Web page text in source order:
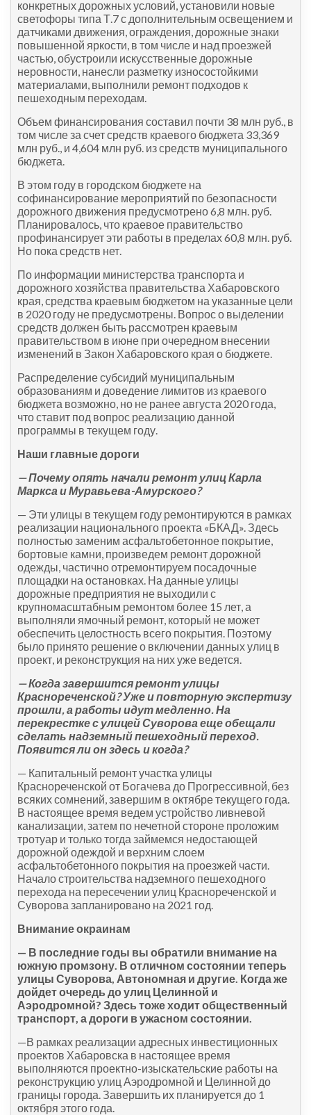
конкретных дорожных условий, установили новые
светофоры типа Т.7 с дополнительным освещением и
датчиками движения, ограждения, дорожные знаки
повышенной яркости, в том числе и над проезжей
частью, обустроили искусственные дорожные
неровности, нанесли разметку износостойкими
материалами, выполнили ремонт подходов к
пешеходным переходам.
Объем финансирования составил почти 38 млн руб., в
том числе за счет средств краевого бюджета 33,369
млн руб., и 4,604 млн руб. из средств муниципального
бюджета.
В этом году в городском бюджете на
софинансирование мероприятий по безопасности
дорожного движения предусмотрено 6,8 млн. руб.
Планировалось, что краевое правительство
профинансирует эти работы в пределах 60,8 млн. руб.
Но пока средств нет.
По информации министерства транспорта и
дорожного хозяйства правительства Хабаровского
края, средства краевым бюджетом на указанные цели
в 2020 году не предусмотрены. Вопрос о выделении
средств должен быть рассмотрен краевым
правительством в июне при очередном внесении
изменений в Закон Хабаровского края о бюджете.
Распределение субсидий муниципальным
образованиям и доведение лимитов из краевого
бюджета возможно, но не ранее августа 2020 года,
что ставит под вопрос реализацию данной
программы в текущем году.
Наши главные дороги
— Почему опять начали ремонт улиц Карла
Маркса и Муравьева-Амурского?
— Эти улицы в текущем году ремонтируются в рамках
реализации национального проекта «БКАД». Здесь
полностью заменим асфальтобетонное покрытие,
бортовые камни, произведем ремонт дорожной
одежды, частично отремонтируем посадочные
площадки на остановках. На данные улицы
дорожные предприятия не выходили с
крупномасштабным ремонтом более 15 лет, а
выполняли ямочный ремонт, который не может
обеспечить целостность всего покрытия. Поэтому
было принято решение о включении данных улиц в
проект, и реконструкция на них уже ведется.
— Когда завершится ремонт улицы
Краснореченской? Уже и повторную экспертизу
прошли, а работы идут медленно. На
перекрестке с улицей Суворова еще обещали
сделать надземный пешеходный переход.
Появится ли он здесь и когда?
— Капитальный ремонт участка улицы
Краснореченской от Богачева до Прогрессивной, без
всяких сомнений, завершим в октябре текущего года.
В настоящее время ведем устройство ливневой
канализации, затем по нечетной стороне проложим
тротуар и только тогда займемся недостающей
дорожной одеждой и верхним слоем
асфальтобетонного покрытия на проезжей части.
Начало строительства надземного пешеходного
перехода на пересечении улиц Краснореченской и
Суворова запланировано на 2021 год.
Внимание окраинам
— В последние годы вы обратили внимание на
южную промзону. В отличном состоянии теперь
улицы Суворова, Автономная и другие. Когда же
дойдет очередь до улиц Целинной и
Аэродромной? Здесь тоже ходит общественный
транспорт, а дороги в ужасном состоянии.
—В рамках реализации адресных инвестиционных
проектов Хабаровска в настоящее время
выполняются проектно-изыскательские работы на
реконструкцию улиц Аэродромной и Целинной до
границы города. Завершить их планируется до 1
октября этого года.